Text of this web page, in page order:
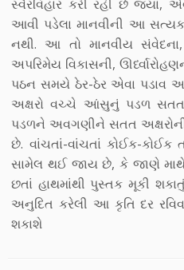
સ્વૈરવિહાર કરી રહી છે જ્યાં,
આવી પડેલા માનવીની આ
નથી. આ તો માનવીય
અપરિમેય વિકાસની,
પઠન સમયે ઠેર-ઠેર એવા
અક્ષરો વચ્ચે આંસુનું પડળ
પડળને અવગણીને સતત
છે. વાંચતાં-વાંચતાં કોઈક-
સામેલ થઈ જાય છે, કે જાણે
છતાં હાથમાંથી પુસ્તક મૂકી
અનુદિત કરેલી આ કૃતિ દર
શકાશે